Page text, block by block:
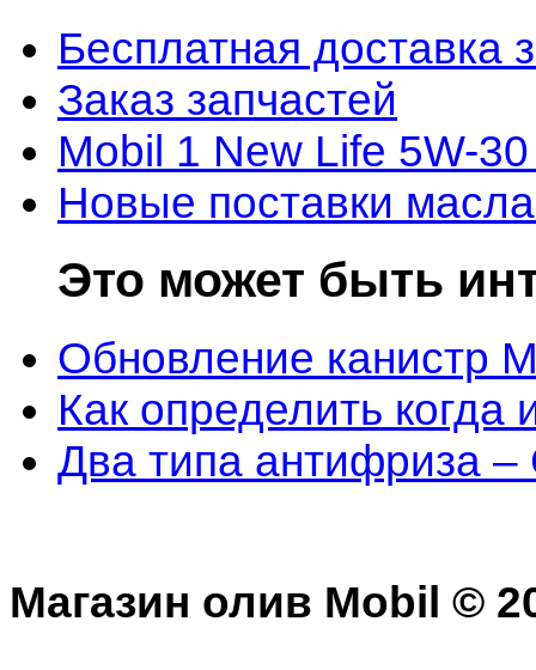
Бесплатная доставка
Заказ запчастей
Mobil 1 New Life 5W-
Новые поставки
Это может быть
Обновление канистр
Как определить когда
Два типа антифриза –
Магазин олив Mobil ©